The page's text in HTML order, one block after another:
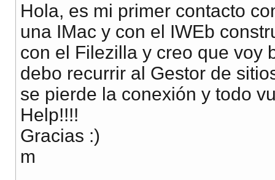
Hola, es mi primer contacto
una IMac y con el IWEb
con el Filezilla y creo que voy
debo recurrir al Gestor de
se pierde la conexión y todo
Help!!!!
Gracias :)
m